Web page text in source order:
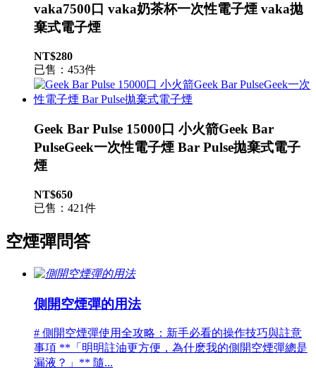
vaka7500口 vaka奶茶杯一次性電子煙 vaka拋
棄式電子煙
NT$280
已售：453件
Geek Bar Pulse 15000口 小火箭Geek Bar
PulseGeek一次性電子煙 Bar Pulse拋棄式電子
煙
NT$650
已售：421件
空煙彈問答
側開空煙彈的用法
# 側開空煙彈使用全攻略：新手必看的操作技巧與註意
事項 **「明明註油更方便，為什麽我的側開空煙彈總是
漏液？」** 隨...